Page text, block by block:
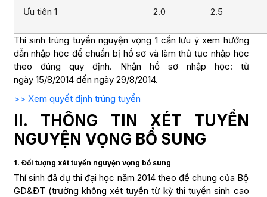
Ưu tiên 1 2.0 2.5
Thí sinh trúng tuyển nguyện vọng 1 cần lưu ý xem hướng
dẫn nhập học để chuẩn bị hồ sơ và làm thủ tục nhập học
theo đúng quy định. Nhận hồ sơ nhập học: từ
ngày 15/8/2014 đến ngày 29/8/2014.
>> Xem quyết định trúng tuyển
II. THÔNG TIN XÉT TUYỂN
NGUYỆN VỌNG BỔ SUNG
1. Đối tượng xét tuyển nguyện vọng bổ sung
Thí sinh đã dự thi đại học năm 2014 theo đề chung của Bộ
GD&ĐT (trường không xét tuyển từ kỳ thi tuyển sinh cao